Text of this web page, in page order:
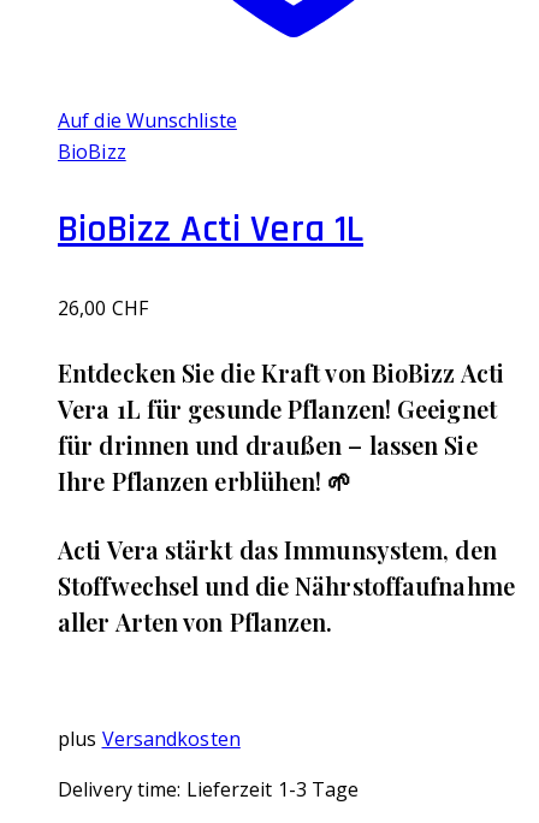
Auf die Wunschliste
BioBizz
BioBizz Acti Vera 1L
26,00 CHF
Entdecken Sie die Kraft von BioBizz Acti
Vera 1L für gesunde Pflanzen! Geeignet
für drinnen und draußen – lassen Sie
Ihre Pflanzen erblühen! 🌱
Acti Vera stärkt das Immunsystem, den
Stoffwechsel und die Nährstoffaufnahme
aller Arten von Pflanzen.
plus Versandkosten
Delivery time: Lieferzeit 1-3 Tage